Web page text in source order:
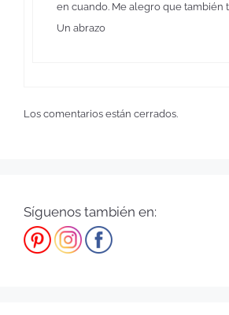
en cuando. Me alegro que también
Un abrazo
Los comentarios están cerrados.
Síguenos también en: